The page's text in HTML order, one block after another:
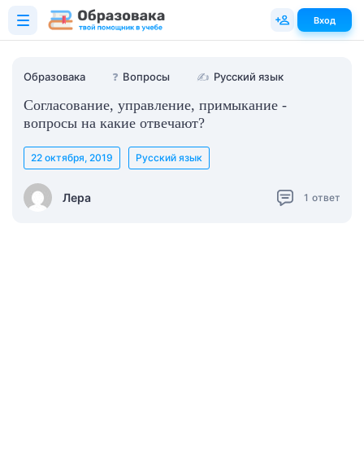
Образовака ❓ Вопросы ✍ Русский язык
Согласование, управление, примыкание -
вопросы на какие отвечают?
Лера
22 октября, 2019 Русский язык
1 ответ
Вход